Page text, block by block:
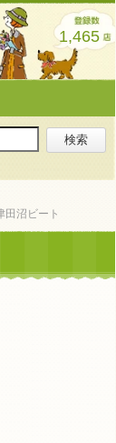
1,465
田沼ビート